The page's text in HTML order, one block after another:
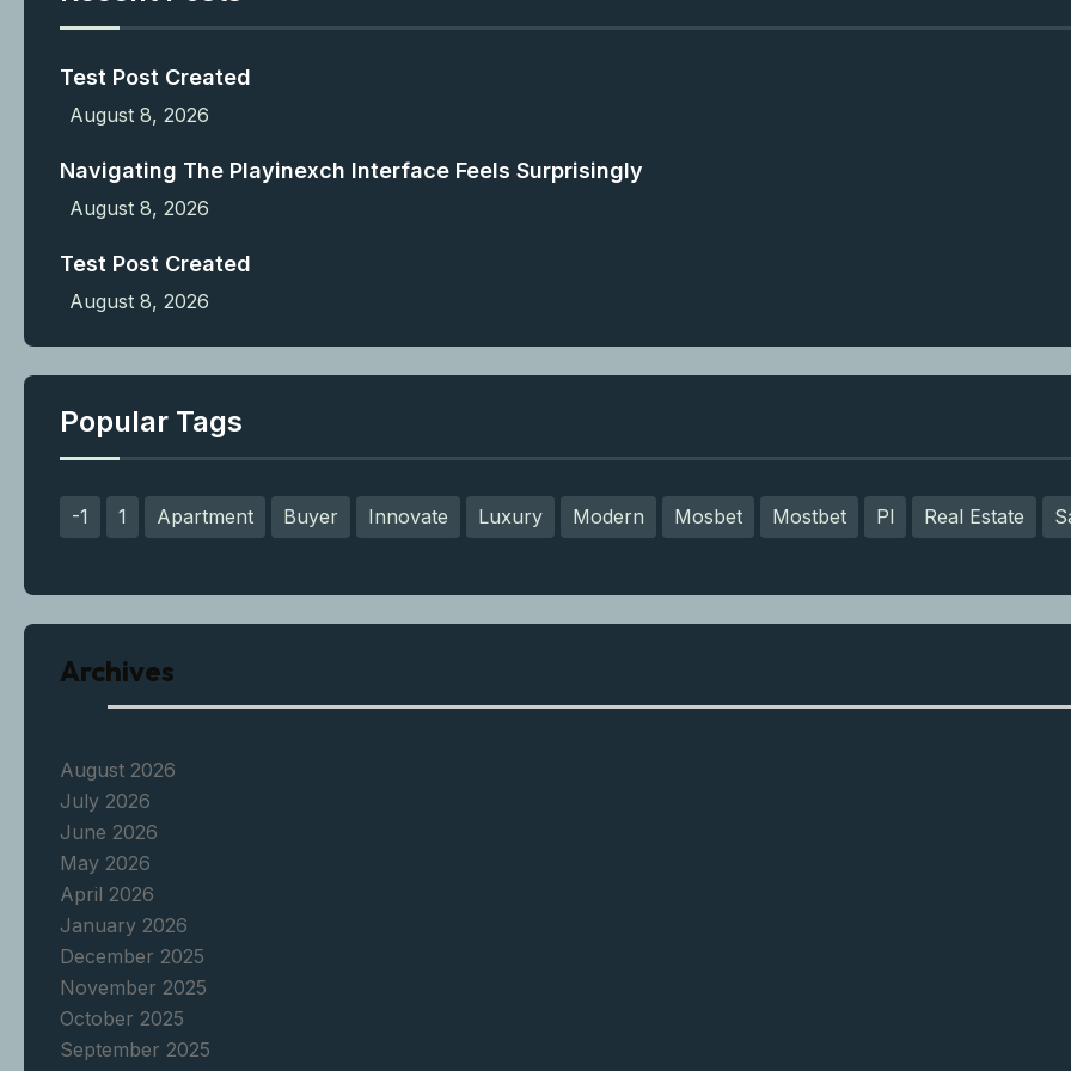
Test Post Created
August 8, 2026
Navigating The Playinexch Interface Feels Surprisingly
August 8, 2026
Test Post Created
August 8, 2026
Popular Tags
-1 1 Apartment Buyer Innovate Luxury Modern Mosbet Mostbet Pl Real Estate
Archives
August 2026
July 2026
June 2026
May 2026
April 2026
January 2026
December 2025
November 2025
October 2025
September 2025